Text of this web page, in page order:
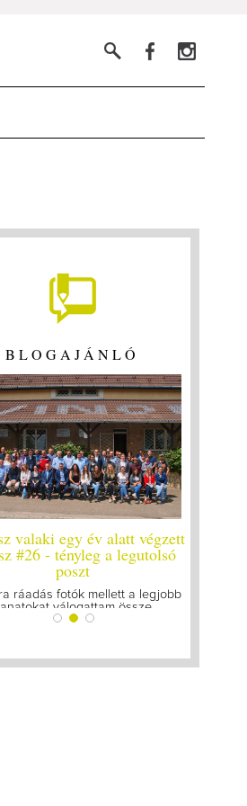
BLOGAJÁNLÓ
valaki egy év alatt végzett
borász #25
a modulzáró vizsgákat, már
készülünk az utolsó...